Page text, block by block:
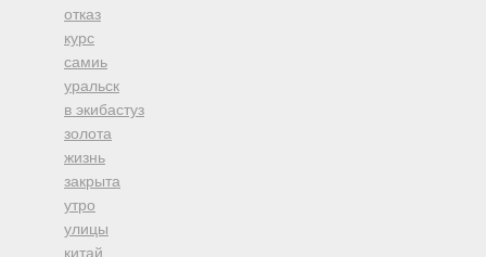
отказ
курс
самиь
уральск
в экибастуз
золота
жизнь
закрыта
утро
улицы
китай